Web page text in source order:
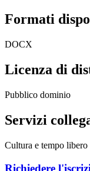
Formati
DOCX
Licenza di
Pubblico dominio
Servizi
Cultura e tempo libero
Richiedere